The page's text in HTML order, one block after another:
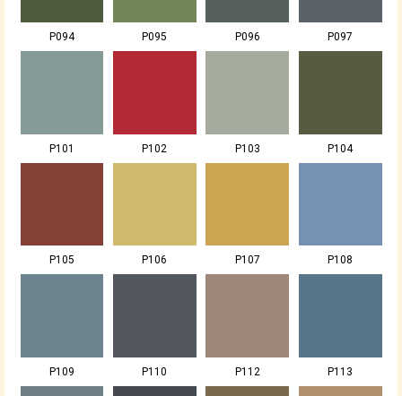
P094 P095 P096 P097
P101 P102 P103 P104
P105 P106 P107 P108
P109 P110 P112 P113